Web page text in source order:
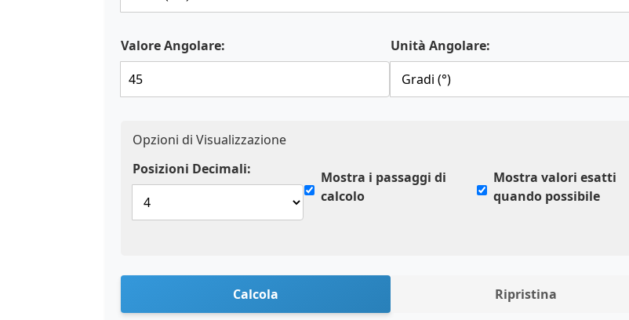
Valore Angolare: Unità Angolare:
Opzioni di Visualizzazione
Posizioni Decimali:
Mostra i passaggi di
calcolo
Mostra valori esatti
quando possibile
Calcola Ripristina